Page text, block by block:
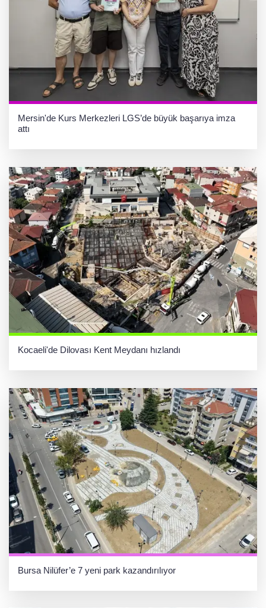
Mersin'de Kurs Merkezleri LGS’de büyük başarıya imza
attı
Kocaeli'de Dilovası Kent Meydanı hızlandı
Bursa Nilüfer’e 7 yeni park kazandırılıyor